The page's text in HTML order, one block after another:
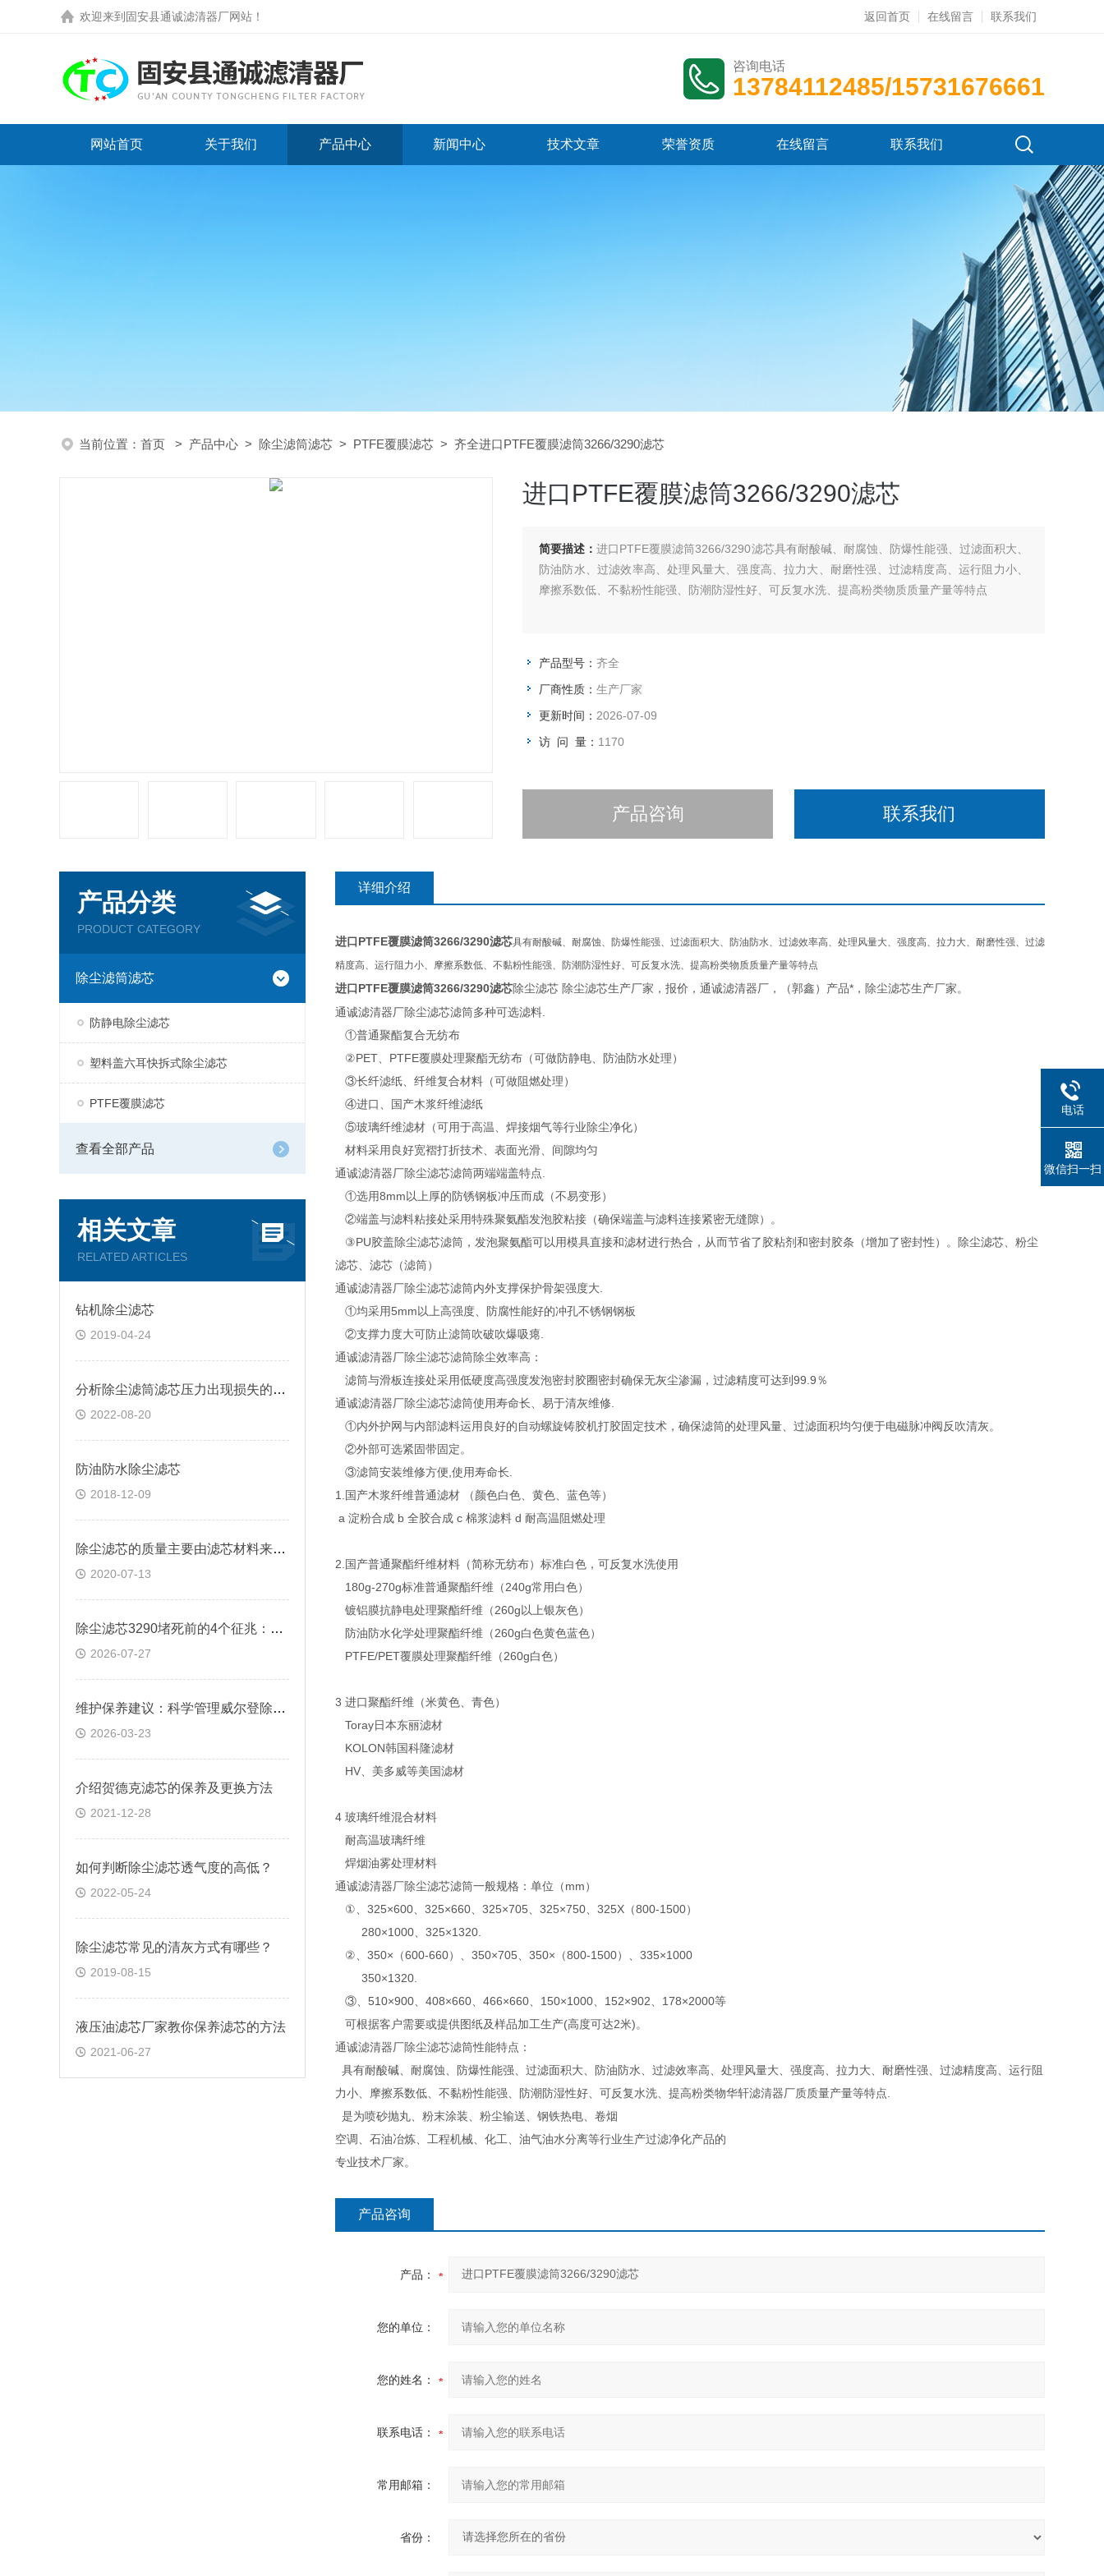
欢迎来到 固安县通诚滤清器厂网站 ！ 返回首页 在线留言 联系我们
咨询电话
13784112485/15731676661
网站首页 关于我们 产品中心 新闻中心 技术文章 荣誉资质 在线留言 联系我们
当前位置： 首页 > 产品中心 > 除尘滤筒滤芯 > PTFE覆膜滤芯 > 齐全进口PTFE覆膜滤筒3266/3290滤芯
进口PTFE覆膜滤筒3266/3290滤芯
简要描述： 进口PTFE覆膜滤筒3266/3290滤芯具有耐酸碱、耐腐蚀、防爆性能强、过滤面积大、
防油防水、过滤效率高、处理风量大、强度高、拉力大、耐磨性强、过滤精度高、运行阻力小、
摩擦系数低、不黏粉性能强、防潮防湿性好、可反复水洗、提高粉类物质质量产量等特点
产品型号： 齐全
厂商性质： 生产厂家
更新时间： 2026-07-09
访 问 量： 1170
产品咨询 联系我们
产品分类
PRODUCT CATEGORY
除尘滤筒滤芯
防静电除尘滤芯
塑料盖六耳快拆式除尘滤芯
PTFE覆膜滤芯
查看全部产品
相关文章
RELATED ARTICLES
钻机除尘滤芯
2019-04-24
分析除尘滤筒滤芯压力出现损失的影响
2022-08-20
防油防水除尘滤芯
2018-12-09
除尘滤芯的质量主要由滤芯材料来决定
2020-07-13
除尘滤芯3290堵死前的4个征兆：从出口排放浓度倒查滤材失效节点
2026-07-27
维护保养建议：科学管理威尔登除尘滤芯使用寿命
2026-03-23
介绍贺德克滤芯的保养及更换方法
2021-12-28
如何判断除尘滤芯透气度的高低？
2022-05-24
除尘滤芯常见的清灰方式有哪些？
2019-08-15
液压油滤芯厂家教你保养滤芯的方法
2021-06-27
详细介绍
进口 PTFE覆膜滤筒3266/3290滤芯具有耐酸碱、耐腐蚀、防爆性能强、过滤面积大、防油防水、过滤效率高、处理风量大、强度高、拉力大、耐磨性强、过滤
精度高、运行阻力小、摩擦系数低、不黏粉性能强、防潮防湿性好、可反复水洗、提高粉类物质质量产量等特点
进口 PTFE覆膜滤筒3266/3290滤芯除尘滤芯 除尘滤芯生产厂家，报价，通诚滤清器厂，（郭鑫）产品*，除尘滤芯生产厂家。
通诚滤清器厂除尘滤芯滤筒多种可选滤料.
①普通聚酯复合无纺布
②PET、PTFE覆膜处理聚酯无纺布（可做防静电、防油防水处理）
③长纤滤纸、纤维复合材料（可做阻燃处理）
④进口、国产木浆纤维滤纸
⑤玻璃纤维滤材（可用于高温、焊接烟气等行业除尘净化）
材料采用良好宽褶打折技术、表面光滑、间隙均匀
通诚滤清器厂除尘滤芯滤筒两端端盖特点.
①选用8mm以上厚的防锈钢板冲压而成（不易变形）
②端盖与滤料粘接处采用特殊聚氨酯发泡胶粘接（确保端盖与滤料连接紧密无缝隙）。
③PU胶盖除尘滤芯滤筒，发泡聚氨酯可以用模具直接和滤材进行热合，从而节省了胶粘剂和密封胶条（增加了密封性）。除尘滤芯、粉尘
滤芯、滤芯（滤筒）
通诚滤清器厂除尘滤芯滤筒内外支撑保护骨架强度大.
①均采用5mm以上高强度、防腐性能好的冲孔不锈钢钢板
②支撑力度大可防止滤筒吹破吹爆吸瘪.
通诚滤清器厂除尘滤芯滤筒除尘效率高：
滤筒与滑板连接处采用低硬度高强度发泡密封胶圈密封确保无灰尘渗漏，过滤精度可达到99.9％
通诚滤清器厂除尘滤芯滤筒使用寿命长、易于清灰维修.
①内外护网与内部滤料运用良好的自动螺旋铸胶机打胶固定技术，确保滤筒的处理风量、过滤面积均匀便于电磁脉冲阀反吹清灰。
②外部可选紧固带固定。
③滤筒安装维修方便,使用寿命长.
1.国产木浆纤维普通滤材 （颜色白色、黄色、蓝色等）
a 淀粉合成 b 全胶合成 c 棉浆滤料 d 耐高温阻燃处理
2.国产普通聚酯纤维材料（简称无纺布）标准白色，可反复水洗使用
180g-270g标准普通聚酯纤维（240g常用白色）
镀铝膜抗静电处理聚酯纤维（260g以上银灰色）
防油防水化学处理聚酯纤维（260g白色黄色蓝色）
PTFE/PET覆膜处理聚酯纤维（260g白色）
3 进口聚酯纤维（米黄色、青色）
Toray日本东丽滤材
KOLON韩国科隆滤材
HV、美多威等美国滤材
4 玻璃纤维混合材料
耐高温玻璃纤维
焊烟油雾处理材料
通诚滤清器厂除尘滤芯滤筒一般规格：单位（mm）
①、325×600、325×660、325×705、325×750、325X（800-1500）
280×1000、325×1320.
②、350×（600-660）、350×705、350×（800-1500）、335×1000
350×1320.
③、510×900、408×660、466×660、150×1000、152×902、178×2000等
可根据客户需要或提供图纸及样品加工生产(高度可达2米)。
通诚滤清器厂除尘滤芯滤筒性能特点：
具有耐酸碱、耐腐蚀、防爆性能强、过滤面积大、防油防水、过滤效率高、处理风量大、强度高、拉力大、耐磨性强、过滤精度高、运行阻
力小、摩擦系数低、不黏粉性能强、防潮防湿性好、可反复水洗、提高粉类物华轩滤清器厂质质量产量等特点.
是为喷砂抛丸、粉末涂装、粉尘输送、钢铁热电、卷烟
空调、石油冶炼、工程机械、化工、油气油水分离等行业生产过滤净化产品的
专业技术厂家。
产品咨询
产品：
您的单位：
您的姓名：
联系电话：
常用邮箱：
省份：
电话
微信扫一扫